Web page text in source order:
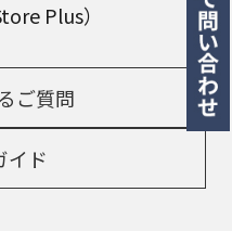
Plus）
ご質問
イド